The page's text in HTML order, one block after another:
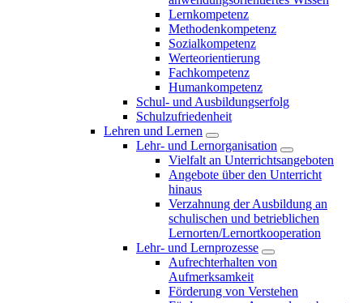
Lernkompetenz
Methodenkompetenz
Sozialkompetenz
Werteorientierung
Fachkompetenz
Humankompetenz
Schul- und Ausbildungserfolg
Schulzufriedenheit
Lehren und Lernen
Lehr- und Lernorganisation
Vielfalt an Unterrichtsangeboten
Angebote über den Unterricht
hinaus
Verzahnung der Ausbildung an
schulischen und betrieblichen
Lernorten/Lernortkooperation
Lehr- und Lernprozesse
Aufrechterhalten von
Aufmerksamkeit
Förderung von Verstehen